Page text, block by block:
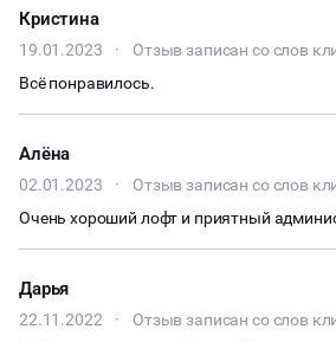
Кристина
19.01.2023 ·
Отзыв записан со слов
Всё понравилось.
Алёна
02.01.2023 ·
Отзыв записан со слов
Очень хороший лофт и приятный
Дарья
22.11.2022 ·
Отзыв записан со слов
ТИМБИЛДИНГ